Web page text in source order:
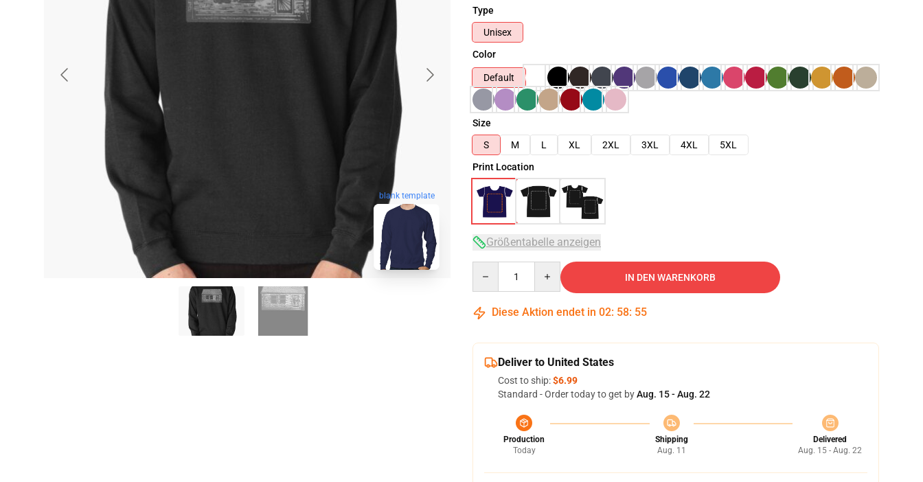
blank template
Type
Unisex
Color
Default
Size
S
M L XL 2XL 3XL 4XL
5XL
Print Location
Größentabelle anzeigen
IN DEN WARENKORB
Diese Aktion endet in 02: 58: 54
Deliver to United States
Cost to ship:$6.99
Standard - Order today to get byAug. 15 - Aug. 22
Production
Today
Shipping
Aug. 11
Delivered
Aug. 15 - Aug. 22